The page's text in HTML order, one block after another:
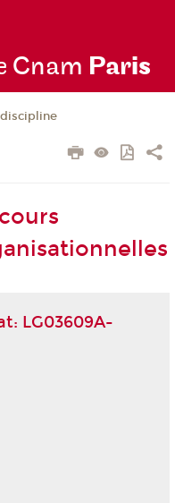
Cnam Paris
LG03609A-